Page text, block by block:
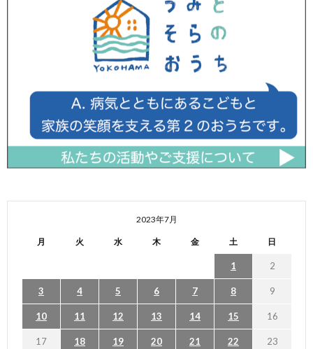
2023年7月
月 火 水 木 金 土 日
1 2
3 4 5 6 7 8 9
10 11 12 13 14 15 16
17 18 19 20 21 22 23